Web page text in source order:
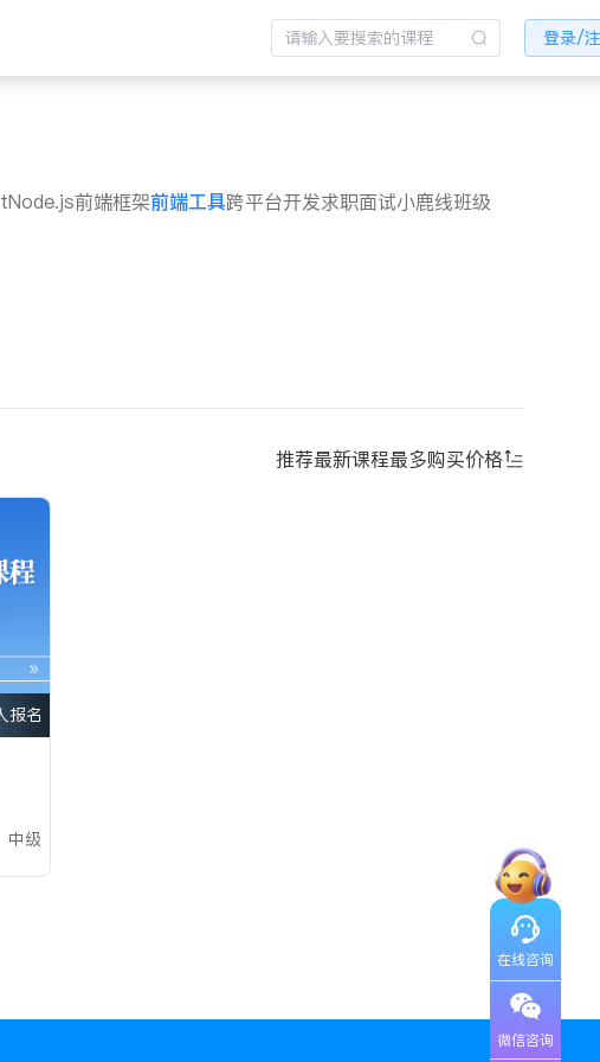
登录/
Node.js前端框架前端工具跨平台开发求职面试小鹿线班级
推荐最新课程最多购买价格
报名
中级
在线咨询
微信咨询